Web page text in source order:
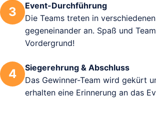
3
Event-Durchführung
Die Teams treten in
gegeneinander an. Spaß und
Vordergrund!
4
Siegerehrung & Abschluss
Das Gewinner-Team wird gekürt
erhalten eine Erinnerung an das